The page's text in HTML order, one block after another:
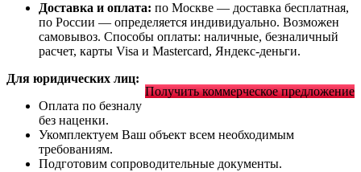
Доставка и оплата: по Москве — доставка бесплатная,
по России — определяется индивидуально. Возможен
самовывоз. Способы оплаты: наличные, безналичный
расчет, карты Visa и Mastercard, Яндекс-деньги.
Получить коммерческое предложение
Для юридических лиц:
Оплата по безналу
без наценки.
Укомплектуем Ваш объект всем необходимым
требованиям.
Подготовим сопроводительные документы.